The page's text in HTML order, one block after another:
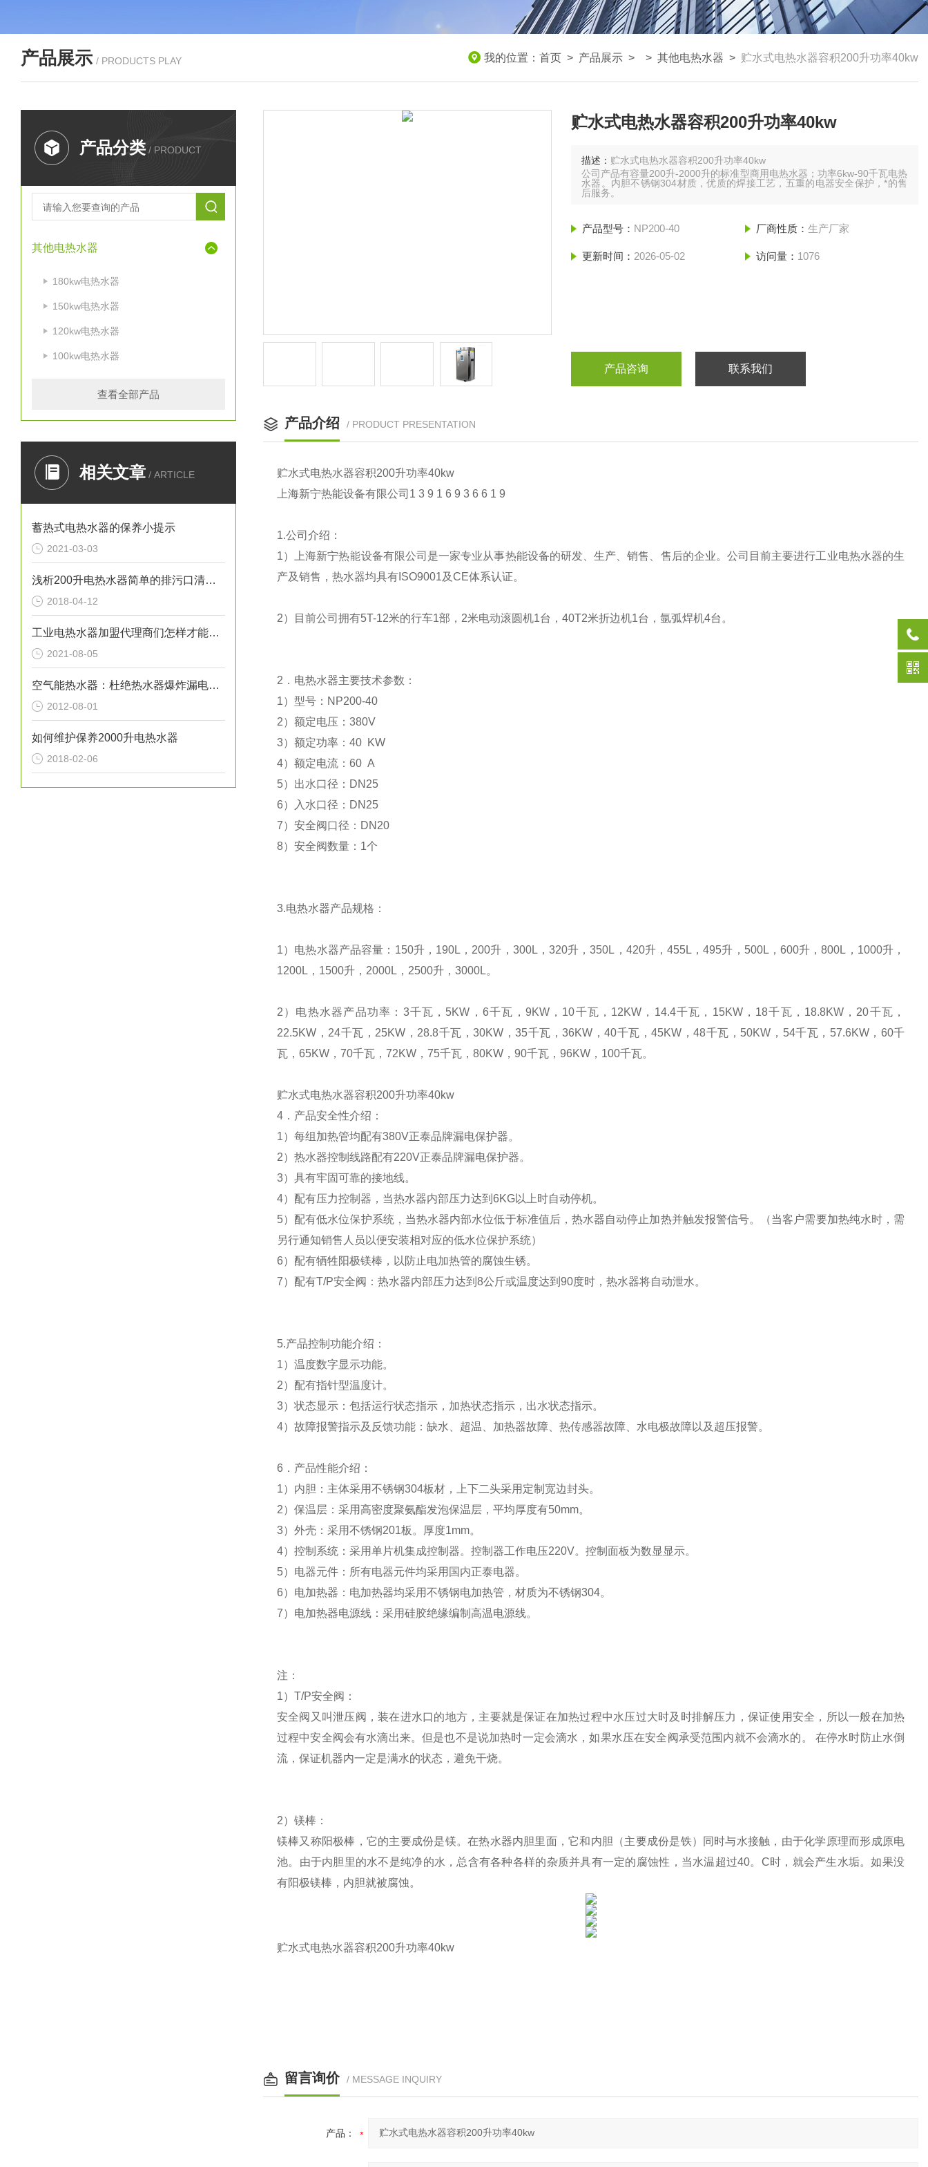
产品展示 / PRODUCTS PLAY 我的位置： 首页 > 产品展示 > > 其他电热水器 > 贮水式电热水器容积200升功率40kw
产品分类 / PRODUCT
其他电热水器
180kw电热水器
150kw电热水器
120kw电热水器
100kw电热水器
查看全部产品
相关文章 / ARTICLE
蓄热式电热水器的保养小提示
2021-03-03
浅析200升电热水器简单的排污口清洁方法
2018-04-12
工业电热水器加盟代理商们怎样才能让自己的事业风生水起呢？
2021-08-05
空气能热水器：杜绝热水器爆炸漏电事故
2012-08-01
如何维护保养2000升电热水器
2018-02-06
贮水式电热水器容积200升功率40kw
描述： 贮水式电热水器容积200升功率40kw
公司产品有容量200升-2000升的标准型商用电热水器；功率6kw-90千瓦电热
水器。内胆不锈钢304材质，优质的焊接工艺，五重的电器安全保护，*的售
后服务。
产品型号： NP200-40 厂商性质： 生产厂家
更新时间： 2026-05-02 访问量： 1076
产品咨询 联系我们
产品介绍 / PRODUCT PRESENTATION
贮水式电热水器容积200升功率40kw
上海新宁热能设备有限公司 1 3 9 1 6 9 3 6 6 1 9
1.公司介绍：
1）上海新宁热能设备有限公司是一家专业从事热能设备的研发、生产、销售、售后的企业。公司目前主要进行工业电热水器的生
产及销售，热水器均具有ISO9001及CE体系认证。
2）目前公司拥有5T-12米的行车1部，2米电动滚圆机1台，40T2米折边机1台，氩弧焊机4台。
2 ．电热水器主要技术参数：
1）型号： NP200-40
2）额定电压： 380V
3）额定功率： 40 KW
4）额定电流： 60 A
5）出水口径： DN25
6）入水口径： DN25
7）安全阀口径： DN20
8）安全阀数量： 1个
3.电热水器产品规格：
1）电热水器产品容量： 150升， 190L ， 200升 ， 300L ， 320升 ，350L ， 420升，455L ，495升 ， 500L ，600升 ，800L ， 1000升 ，
1200L ， 1500升 ， 2000L ， 2500升 ， 3000L。
2 ）电热水器产品功率： 3千瓦， 5KW ， 6千瓦， 9KW， 10千瓦， 12KW ， 14.4千瓦， 15KW， 18千瓦， 18.8KW， 20千瓦，
22.5KW ， 24千瓦， 25KW ， 28.8千瓦，30KW ，35千瓦，36KW ，40千瓦，45KW ，48千瓦， 50KW ， 54千瓦， 57.6KW， 60千
瓦， 65KW ， 70千瓦， 72KW ， 75千瓦， 80KW ， 90千瓦， 96KW ， 100千瓦。
贮水式电热水器容积200升功率40kw
4 ．产品安全性介绍 ：
1）每组加热管均配有380V正泰品牌漏电保护器。
2）热水器控制线路配有220V正泰品牌漏电保护器。
3）具有牢固可靠的接地线。
4）配有压力控制器，当热水器内部压力达到 6KG以上时自动停机。
5）配有低水位保护系统， 当热水器内部水位低于标准值后，热水器自动停止加热并触发报警信号。（当客户需要加热纯水时，需
另行通知销售人员以便安装相对应的低水位保护系统）
6）配有牺牲阳极镁棒，以防止电加热管的腐蚀生锈。
7）配有T/P安全阀：热水器内部压力达到8公斤或温度达到90度时，热水器将自动泄水。
5.产品控制功能介绍：
1）温度数字显示功能。
2）配有指针型温度计。
3）状态显示：包括运行状态指示，加热状态指示，出水状态指示。
4）故障报警指示及反馈功能：缺水、超温、加热器故障、热传感器故障、水电极故障以及超压报警。
6 ．产品性能介绍：
1） 内胆：主体采用不锈钢304板材，上下二头采用定制宽边封头。
2） 保温层：采用高密度聚氨酯发泡保温层，平均厚度有50mm。
3）外壳：采用不锈钢201板。厚度1mm。
4）控制系统：采用单片机集成控制器。控制器工作电压220V。控制面板为数显显示。
5）电器元件：所有电器元件均采用国内正泰电器。
6）电加热器：电加热器均采用不锈钢电加热管，材质为不锈钢304。
7）电加热器电源线：采用硅胶绝缘编制高温电源线。
注：
1） T/P安全阀：
安全阀又叫泄压阀 ，装在进水口的地方，主要就是保证在加热过程中水压过大时及时排解压力，保证使用安全，所以一般在加热
过程中安全阀会有水滴出来。但是也不是说加热时一定会滴水，如果水压在安全阀承受范围内就不会滴水的。
在停水时防止水倒
流，保证机器内一定是满水的状态，避免干烧。
2） 镁棒：
镁棒又称阳极棒 ，它的主要成份是镁。在热水器内胆里面，它和内胆（主要成份是铁）同时与水接触，由于化学原理而形成原电
池。由于内胆里的水不是纯净的水，总含有各种各样的杂质并具有一定的腐蚀性，当水温超过40。 C时，就会产生水垢。如果没
有阳极镁棒，内胆就被腐蚀。
贮水式电热水器容积200升功率40kw
留言询价 / MESSAGE INQUIRY
产品：